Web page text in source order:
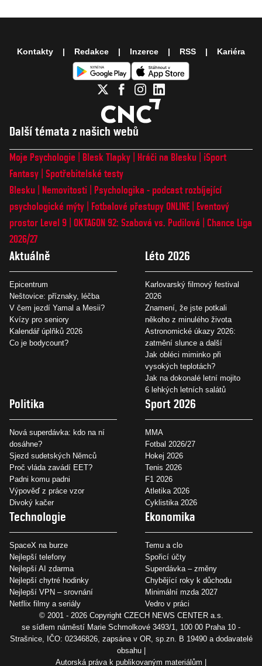
Další témata z našich webů
Moje Psychologie Blesk Tlapky Hráči na Blesku
iSport
Fantasy Spotřebitelské testy
Blesku
Nemovitosti
Psychologika - podcast rozbíjející
psychologické mýty
Fotbalové přestupy ONLINE
Eventový
prostor Level 9 OKTAGON 92: Szabová vs. Pudilová
Chance Liga
2026/27
Aktuálně
Epicentrum
Neštovice: příznaky, léčba
V čem jezdí Yamal a Mesii?
Kvízy pro seniory
Kalendář úplňků 2026
Co je bodycount?
Léto 2026
Karlovarský filmový festival
2026
Znamení, že jste potkali
někoho z minulého života
Astronomické úkazy 2026:
zatmění slunce a další
Jak obléci miminko při
vysokých teplotách?
Jak na dokonalé letní mojito
6 lehkých letních salátů
Politika
Nová superdávka: kdo na ní
dosáhne?
Sjezd sudetských Němců
Proč vláda zavádí EET?
Padni komu padni
Výpověď z práce vzor
Divoký kačer
Sport 2026
MMA
Fotbal 2026/27
Hokej 2026
Tenis 2026
F1 2026
Atletika 2026
Cyklistika 2026
Technologie
SpaceX na burze
Nejlepší telefony
Nejlepší AI zdarma
Nejlepší chytré hodinky
Nejlepší VPN – srovnání
Netflix filmy a seriály
Ekonomika
Temu a clo
Spořicí účty
Superdávka – změny
Chybějící roky k důchodu
Minimální mzda 2027
Vedro v práci
Kontakty Redakce Inzerce RSS Kariéra
© 2001 - 2026 Copyright CZECH NEWS CENTER a.s.
se sídlem náměstí Marie Schmolkové 3493/1, 100 00 Praha 10 -
Strašnice, IČO: 02346826, zapsána v OR, sp.zn. B 19490 a dodavatelé
obsahu
Autorská práva k publikovaným materiálům